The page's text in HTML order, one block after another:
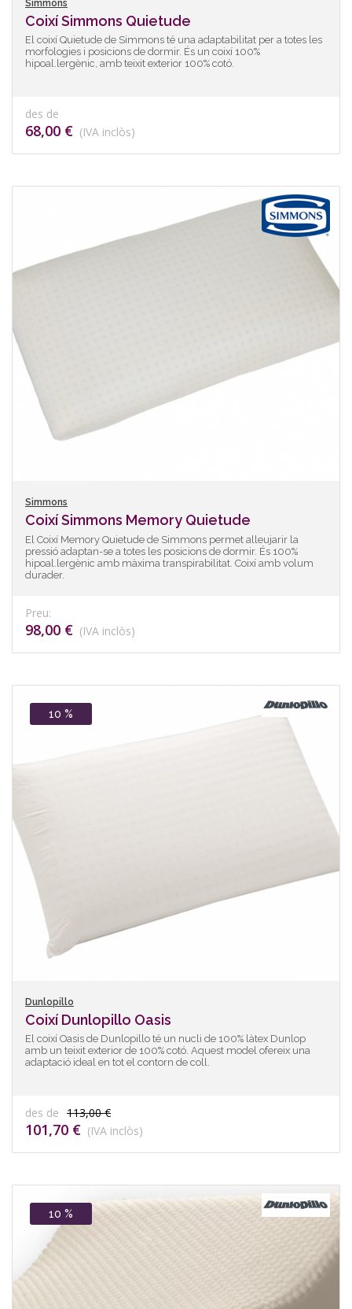
Simmons
Coixí Simmons Quietude
El coixí Quietude de Simmons té una adaptabilitat per a totes les
morfologies i posicions de dormir. És un coixí 100%
hipoal.lergènic, amb teixit exterior 100% cotó.
des de
68,00 € (IVA inclòs)
Simmons
Coixí Simmons Memory Quietude
El Coixí Memory Quietude de Simmons permet alleujarir la
pressió adaptan-se a totes les posicions de dormir. És 100%
hipoal.lergènic amb màxima transpirabilitat. Coixí amb volum
durader.
Preu:
98,00 € (IVA inclòs)
10 %
Dunlopillo
Coixí Dunlopillo Oasis
El coixí Oasis de Dunlopillo té un nucli de 100% làtex Dunlop
amb un teixit exterior de 100% cotó. Aquest model ofereix una
adaptació ideal en tot el contorn de coll.
des de 113,00 €
101,70 € (IVA inclòs)
10 %